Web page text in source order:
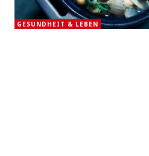
GESUNDHEIT & LEBEN